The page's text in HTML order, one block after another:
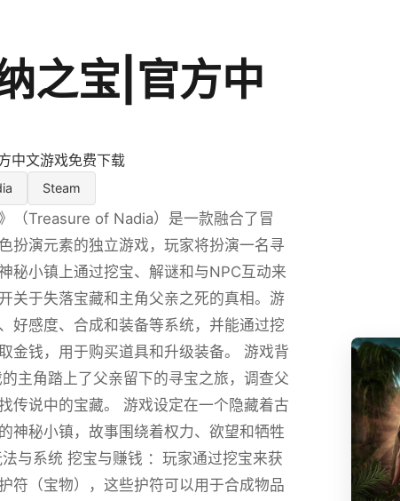
之宝|官方中
中文游戏免费下载
Steam
（Treasure of Nadia）是一款融合了冒
扮演元素的独立游戏，玩家将扮演一名寻
秘小镇上通过挖宝、解谜和与NPC互动来
关于失落宝藏和主角父亲之死的真相。游
好感度、合成和装备等系统，并能通过挖
金钱，用于购买道具和升级装备。 游戏背
主角踏上了父亲留下的寻宝之旅，调查父
传说中的宝藏。 游戏设定在一个隐藏着古
神秘小镇，故事围绕着权力、欲望和牺牲
与系统 挖宝与赚钱 ：玩家通过挖宝来获
符（宝物），这些护符可以用于合成物品